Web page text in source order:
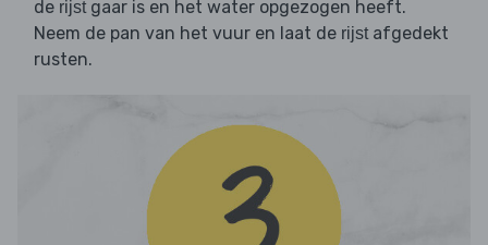
de rijstgaar is en het water opgezogen heeft.
Neem de pan van het vuur en laat de rijstafgedekt
rusten.